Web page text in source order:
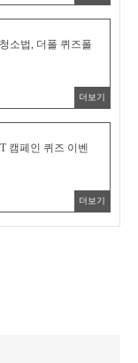
소법, 더폴 퀴즈폴
더보기
캠페인 퀴즈 이벤
더보기